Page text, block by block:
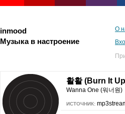
inmood
Музыка в настроение
О
활활 (Burn It
Wanna One (워너원)
ИСТОЧНИК: